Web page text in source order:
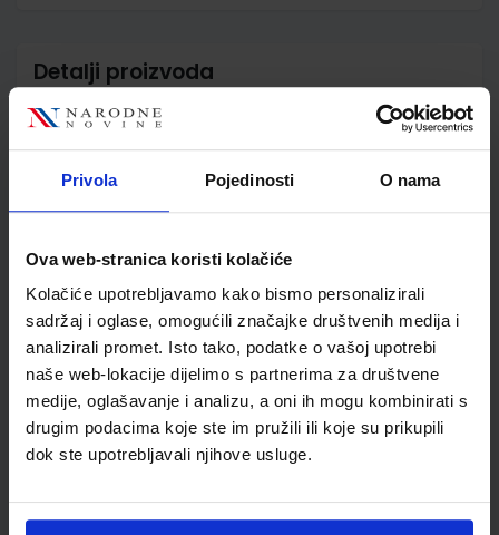
Privola Pojedinosti O nama
Ova web-stranica koristi kolačiće
Kolačiće upotrebljavamo kako bismo personalizirali
sadržaj i oglase, omogućili značajke društvenih medija i
analizirali promet. Isto tako, podatke o vašoj upotrebi
naše web-lokacije dijelimo s partnerima za društvene
medije, oglašavanje i analizu, a oni ih mogu kombinirati s
drugim podacima koje ste im pružili ili koje su prikupili
dok ste upotrebljavali njihove usluge.
Detalji proizvoda
Šifra proizvoda
Newsletter prijava
proizvodima i uslugama, akcijama i drugim
pogodnostima